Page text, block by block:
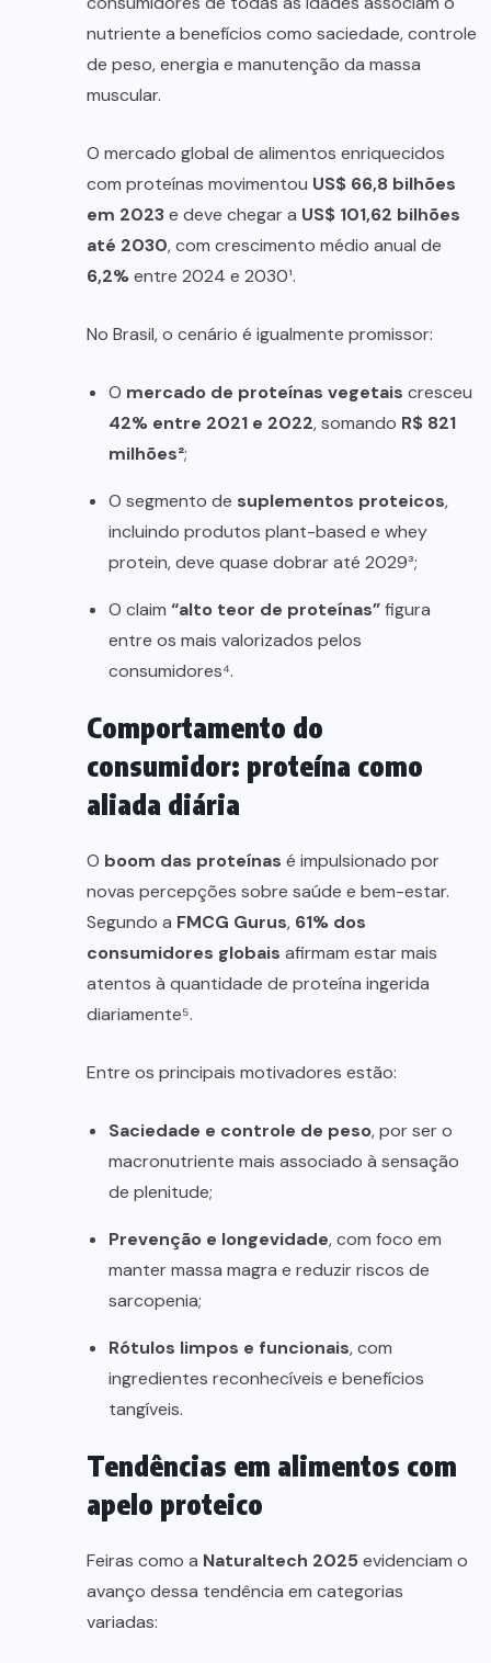
nutriente a benefícios como saciedade, controle
de peso, energia e manutenção da massa
muscular.
O mercado global de alimentos enriquecidos
com proteínas movimentou US$ 66,8 bilhões
em 2023e deve chegar a US$ 101,62 bilhões
até 2030, com crescimento médio anual de
6,2%entre 2024 e 2030¹.
No Brasil, o cenário é igualmente promissor:
O mercado de proteínas vegetais cresceu
42% entre 2021 e 2022, somando R$ 821
milhões²;
O segmento de suplementos proteicos,
incluindo produtos plant-based e whey
protein, deve quase dobrar até 2029³;
O claim “alto teor de proteínas”figura
entre os mais valorizados pelos
consumidores⁴.
Comportamento do
consumidor: proteína como
aliada diária
O boom das proteínas é impulsionado por
novas percepções sobre saúde e bem-estar.
Segundo a FMCG Gurus, 61% dos
consumidores globais afirmam estar mais
atentos à quantidade de proteína ingerida
diariamente⁵.
Entre os principais motivadores estão:
Saciedade e controle de peso, por ser o
macronutriente mais associado à sensação
de plenitude;
Prevenção e longevidade, com foco em
manter massa magra e reduzir riscos de
sarcopenia;
Rótulos limpos e funcionais, com
ingredientes reconhecíveis e benefícios
tangíveis.
Tendências em alimentos com
apelo proteico
Feiras como a Naturaltech 2025evidenciam o
avanço dessa tendência em categorias
variadas: